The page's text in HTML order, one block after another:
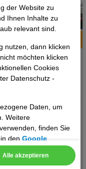
der Website zu
Ihnen Inhalte zu
relevant sind.
nutzen, dann klicken
nicht möchten klicken
Cookies
Datenschutz -
Daten, um
Weitere
finden Sie
denGoogle
Alle akzeptieren
Argentinien
Lage: Ort Buenos Aires
La Paz, der Stadt des
in der Nähe vom
liegt nur einen
Avenue entfernt, ganz
aus sind es rund